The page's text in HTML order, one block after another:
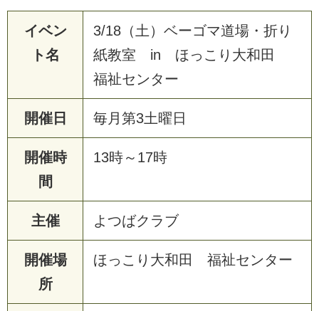
イベン
ト名
3/18（土）ベーゴマ道場・折り
紙教室 in ほっこり大和田
福祉センター
開催日 毎月第3土曜日
開催時
間
13時～17時
主催 よつばクラブ
開催場
所
ほっこり大和田 福祉センター